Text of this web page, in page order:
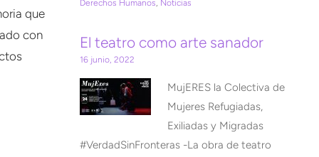
que
con
Derechos Humanos, Noticias
El teatro como arte sanador
16 junio, 2022
MujERES la Colectiva de
Mujeres Refugiadas,
Exiliadas y Migradas
#VerdadSinFronteras -La obra de teatro